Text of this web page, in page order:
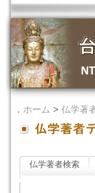
． ホーム > 仏学著
仏学著者検索